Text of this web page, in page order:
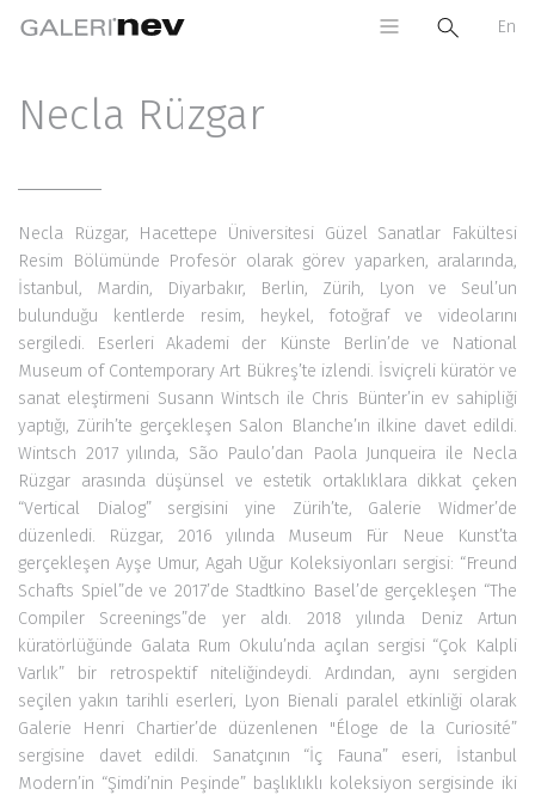
En
Necla Rüzgar
Necla Rüzgar, Hacettepe Üniversitesi Güzel Sanatlar Fakültesi
Resim Bölümünde Profesör olarak görev yaparken, aralarında,
İstanbul, Mardin, Diyarbakır, Berlin, Zürih, Lyon ve Seul’un
bulunduğu kentlerde resim, heykel, fotoğraf ve videolarını
sergiledi. Eserleri Akademi der Künste Berlin’de ve National
Museum of Contemporary Art Bükreş’te izlendi. İsviçreli küratör ve
sanat eleştirmeni Susann Wintsch ile Chris Bünter’in ev sahipliği
yaptığı, Zürih’te gerçekleşen Salon Blanche’ın ilkine davet edildi.
Wintsch 2017 yılında, São Paulo’dan Paola Junqueira ile Necla
Rüzgar arasında düşünsel ve estetik ortaklıklara dikkat çeken
“Vertical Dialog” sergisini yine Zürih’te, Galerie Widmer’de
düzenledi. Rüzgar, 2016 yılında Museum Für Neue Kunst’ta
gerçekleşen Ayşe Umur, Agah Uğur Koleksiyonları sergisi: “Freund
Schafts Spiel”de ve 2017’de Stadtkino Basel’de gerçekleşen “The
Compiler Screenings”de yer aldı. 2018 yılında Deniz Artun
küratörlüğünde Galata Rum Okulu’nda açılan sergisi “Çok Kalpli
Varlık” bir retrospektif niteliğindeydi. Ardından, aynı sergiden
seçilen yakın tarihli eserleri, Lyon Bienali paralel etkinliği olarak
Galerie Henri Chartier’de düzenlenen "Éloge de la Curiosité”
sergisine davet edildi. Sanatçının “İç Fauna” eseri, İstanbul
Modern’in “Şimdi’nin Peşinde” başlıklıklı koleksiyon sergisinde iki